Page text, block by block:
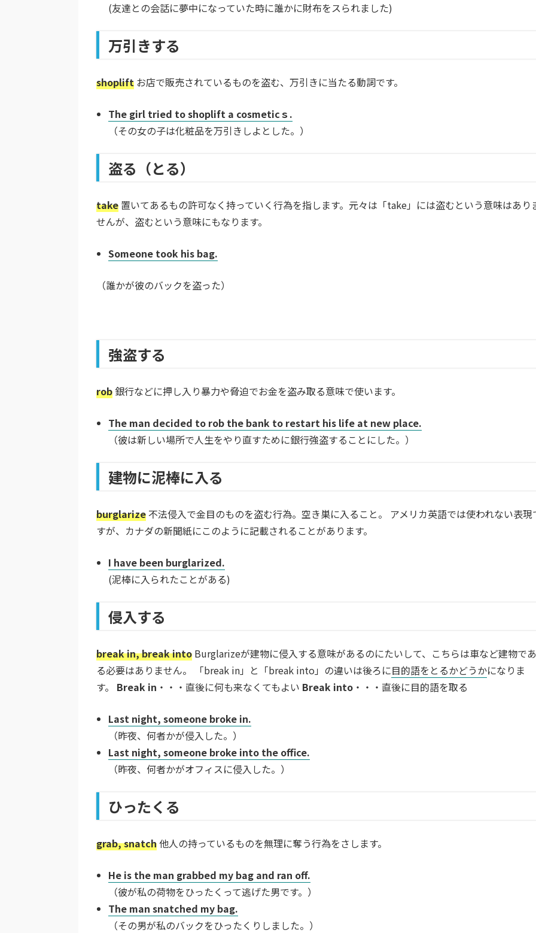
(友達との会話に夢中になっていた時に誰かに財布をスられました)
万引きする
shoplift お店で販売されているものを盗む、万引きに当たる動詞です。
The girl tried to shoplift a cosmeticｓ.
（その女の子は化粧品を万引きしよとした。）
盗る（とる）
take 置いてあるもの許可なく持っていく行為を指します。元々は「take」には盗むという意味はあり
せんが、盗むという意味にもなります。
Someone took his bag.
（誰かが彼のバックを盗った）
強盗する
rob 銀行などに押し入り暴力や脅迫でお金を盗み取る意味で使います。
The man decided to rob the bank to restart his life at new place.
（彼は新しい場所で人生をやり直すために銀行強盗することにした。）
建物に泥棒に入る
burglarize 不法侵入で金目のものを盗む行為。空き巣に入ること。 アメリカ英語では使われない表現
すが、カナダの新聞紙にこのように記載されることがあります。
I have been burglarized.
(泥棒に入られたことがある)
侵入する
break in, break into Burglarizeが建物に侵入する意味があるのにたいして、こちらは車など建物であ
る必要はありません。 「break in」と「break into」の違いは後ろに目的語をとるかどうかになりま
す。 Break in ・・・直後に何も来なくてもよい Break into ・・・直後に目的語を取る
Last night, someone broke in.
（昨夜、何者かが侵入した。）
Last night, someone broke into the office.
（昨夜、何者かがオフィスに侵入した。）
ひったくる
grab, snatch他人の持っているものを無理に奪う行為をさします。
He is the man grabbed my bag and ran off.
（彼が私の荷物をひったくって逃げた男です。）
The man snatched my bag.
（その男が私のバックをひったくりしました。）